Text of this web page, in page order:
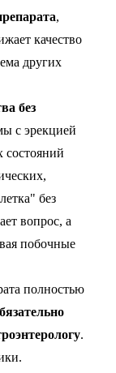
,
качество
других
без
с эрекцией
состояний
без
вопрос, а
побочные
полностью
.